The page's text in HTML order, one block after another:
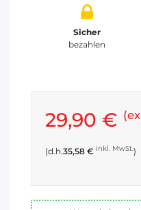
Sicher
bezahlen
29,90 €
(d.h.35,58 € inkl. MwSt.)